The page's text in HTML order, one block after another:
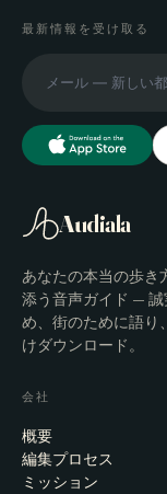
最新情報を受け取る
Audiala
あなたの本当の歩き
添う音声ガイド —
め、街のために語り
けダウンロード。
会社
概要
編集プロセス
ミッション